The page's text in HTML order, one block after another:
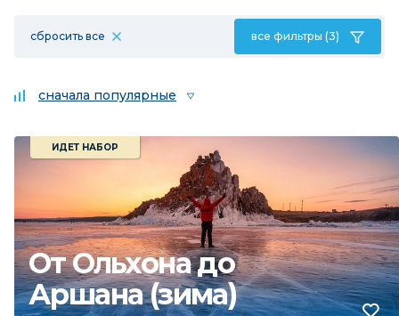
сбросить все все фильтры (3)
сначала популярные
От Ольхона до
Аршана (зима)
ИДЕТ НАБОР